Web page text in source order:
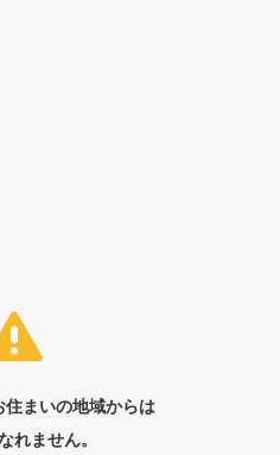
住まいの地域からは
れません。